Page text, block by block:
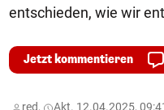
entschieden, wie wir
Jetzt kommentieren
red, Akt. 12.04.2025,